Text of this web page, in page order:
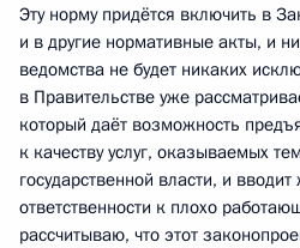
Эту норму придётся включить в
и в другие нормативные акты, и
ведомства не будет никаких
в Правительстве уже
который даёт возможность
к качеству услуг, оказываемых
государственной власти, и
ответственности к плохо
рассчитываю, что этот